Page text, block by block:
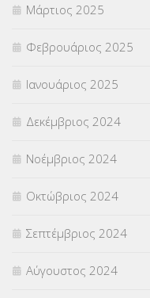
Μάρτιος 2025
Φεβρουάριος 2025
Ιανουάριος 2025
Δεκέμβριος 2024
Νοέμβριος 2024
Οκτώβριος 2024
Σεπτέμβριος 2024
Αύγουστος 2024